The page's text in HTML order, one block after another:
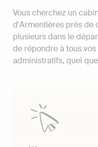
Vous cherchez un
d'Armentières près de
plusieurs dans le
de répondre à tous
administratifs, quel